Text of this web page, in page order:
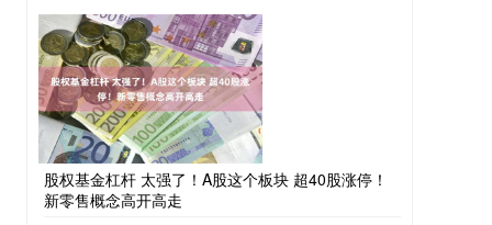
股权基金杠杆 太强了！A股这个板块 超40股涨停！
新零售概念高开高走